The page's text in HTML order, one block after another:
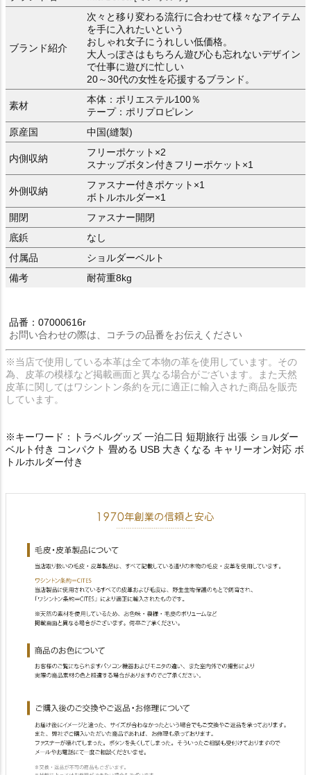
ブランド紹介
次々と移り変わる流行に合わせて様々なアイテム
を手に入れたいという
おしゃれ女子にうれしい低価格。
大人っぽさはもちろん遊び心も忘れないデザイン
で仕事に遊びに忙しい
20～30代の女性を応援するブランド。
素材
本体：ポリエステル100％
テープ：ポリプロピレン
原産国
中国(縫製)
内側収納
フリーポケット×2
スナップボタン付きフリーポケット×1
外側収納
ファスナー付きポケット×1
ボトルホルダー×1
開閉
ファスナー開閉
底鋲
なし
付属品
ショルダーベルト
備考
耐荷重8kg
品番：07000616r
お問い合わせの際は、コチラの品番をお伝えください
※当店で使用している本革は全て本物の革を使用しています。その
為、皮革の模様など掲載画面と異なる場合がございます。また天然
皮革に関してはワシントン条約を元に適正に輸入された商品を販売
しています。
※キーワード：トラベルグッズ 一泊二日 短期旅行 出張 ショルダー
ベルト付き コンパクト 畳める USB 大きくなる キャリーオン対応 ボ
トルホルダー付き